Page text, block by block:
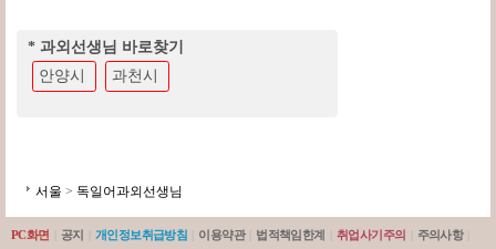
* 과외선생님 바로찾기
안양시
과천시
서울 > 독일어과외선생님
PC화면 공지 개인정보취급방침 이용약관 법적책임한계 취업사기주의 주의사항